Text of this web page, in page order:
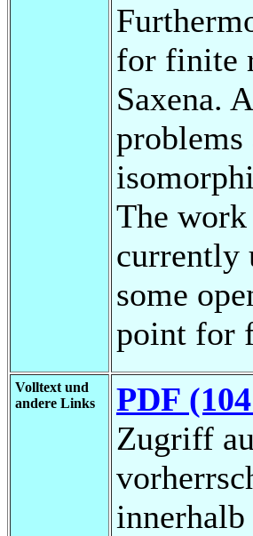
for finite
Saxena.
The
currently
some
point for
Volltext und
andere Links
PDF
Zugriff